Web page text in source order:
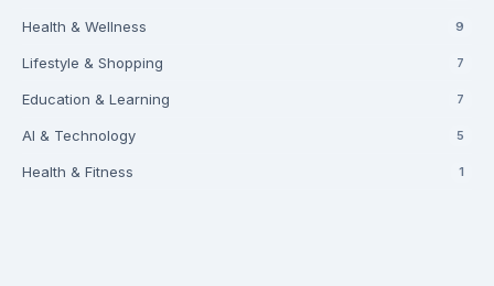
Health & Wellness 9
Lifestyle & Shopping 7
Education & Learning 7
AI & Technology 5
Health & Fitness 1